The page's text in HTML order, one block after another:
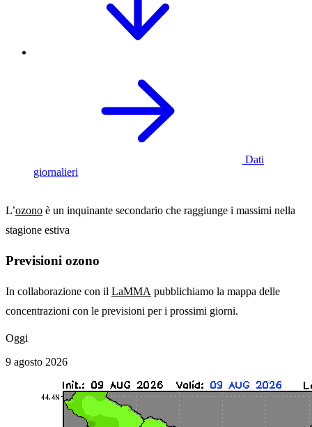
Dati
giornalieri
L’ozono è un inquinante secondario che raggiunge i massimi nella
stagione estiva
Previsioni ozono
In collaborazione con il LaMMA pubblichiamo la mappa delle
concentrazioni con le previsioni per i prossimi giorni.
Oggi
9 agosto 2026